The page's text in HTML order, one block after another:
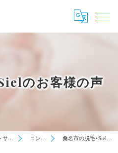
のお客様の声
桑名市で脱毛するならプライベートサロン「Siel」にお任せ！ コンセプト 桑名市の脱毛･Sielのお客様の声